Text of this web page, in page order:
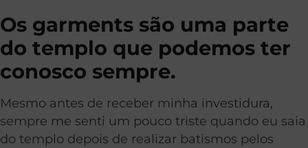
Os garments são uma parte
do templo que podemos ter
conosco sempre.
Mesmo antes de receber minha investidura,
sempre me senti um pouco triste quando eu saia
do templo depois de realizar batismos pelos